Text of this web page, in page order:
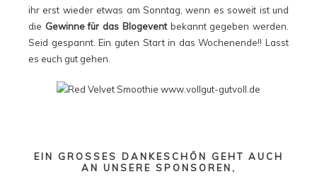
ihr erst wieder etwas am Sonntag, wenn es soweit ist und
die Gewinne für das Blogeventbekannt gegeben werden.
Seid gespannt. Ein guten Start in das Wochenende!! Lasst
es euch gut gehen.
EIN GROSSES DANKESCHÖN GEHT AUCH A
N UNSERE SPONSOREN,